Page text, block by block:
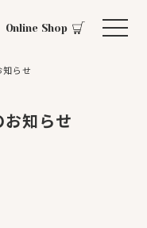
Online Shop
らせ
知らせ